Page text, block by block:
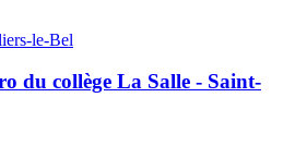
le-Bel
du collège La Salle - Saint-